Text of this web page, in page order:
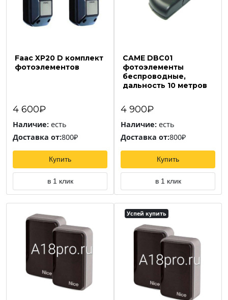
Faac XP20 D комплект
фотоэлементов
4 600₽
Наличие: есть
Доставка от:800₽
Купить
в 1 клик
CAME DBC01
фотоэлементы
беспроводные,
дальность 10 метров
4 900₽
Наличие: есть
Доставка от:800₽
Купить
в 1 клик
Успей купить